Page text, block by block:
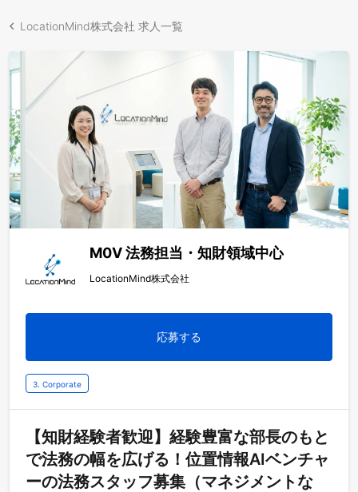
LocationMind株式会社 求人一覧
M0V 法務担当・知財領域中心
LocationMind株式会社
応募する
3. Corporate
【知財経験者歓迎】経験豊富な部長のもと
で法務の幅を広げる！位置情報AIベンチャ
ーの法務スタッフ募集（マネジメントな